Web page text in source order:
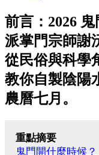
前言：2026
派掌門宗師謝
從民俗與科學
教你自製陰陽
農曆七月。
重點摘要
鬼門開什麼時候？